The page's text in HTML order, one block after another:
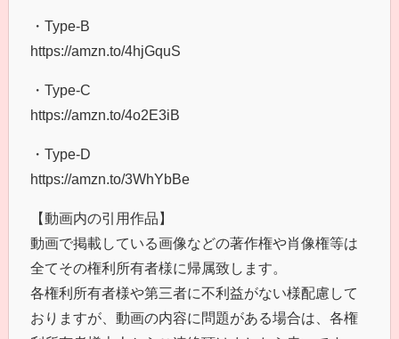
・Type-B
https://amzn.to/4hjGquS
・Type-C
https://amzn.to/4o2E3iB
・Type-D
https://amzn.to/3WhYbBe
【動画内の引用作品】
動画で掲載している画像などの著作権や肖像権等は
全てその権利所有者様に帰属致します。
各権利所有者様や第三者に不利益がない様配慮して
おりますが、動画の内容に問題がある場合は、各権